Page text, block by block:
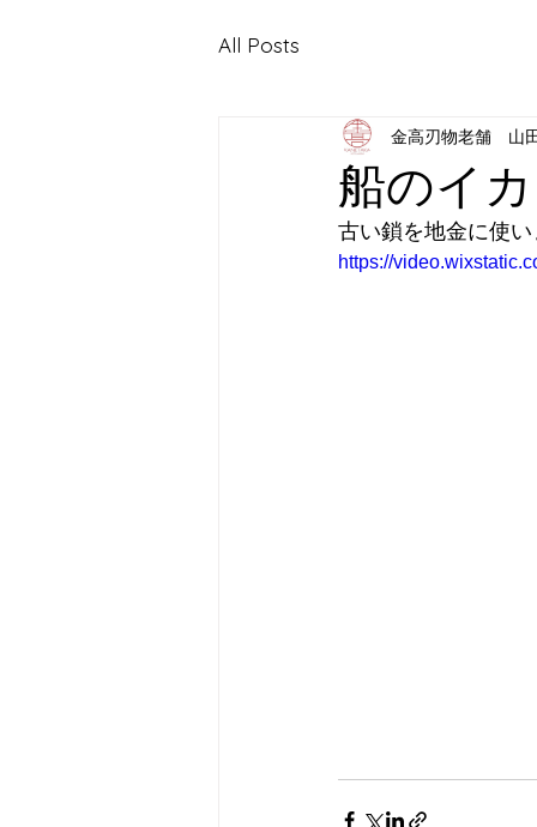
All Posts
船のイ
金高刃物老舗 山
古い鎖を地金に使
https://